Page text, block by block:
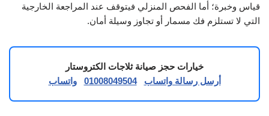
قياس وخبرة؛ أما الفحص المنزلي فيتوقف عند المراجعة الخارجية
التي لا تستلزم فك مسمار أو تجاوز وسيلة أمان.
خيارات حجز صيانة ثلاجات الكتروستار
أرسل رسالة واتساب
01008049504 واتساب